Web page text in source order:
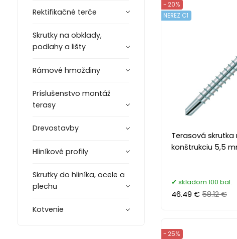
Rektifikačné terče
Skrutky na obklady,
podlahy a lišty
Rámové hmoždiny
Príslušenstvo montáž
terasy
Drevostavby
Hliníkové profily
Skrutky do hliníka, ocele a
plechu
Kotvenie
Terasová skrutka
konštrukciu 5,5
- 20%
NEREZ C1
skladom 100 bal.
46.49 € 58.12 €
- 25%